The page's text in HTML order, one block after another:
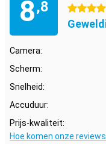
8,8
4.5
Camera:
Scherm:
Snelheid:
Accuduur:
Prijs-kwaliteit:
Hoe komen onze